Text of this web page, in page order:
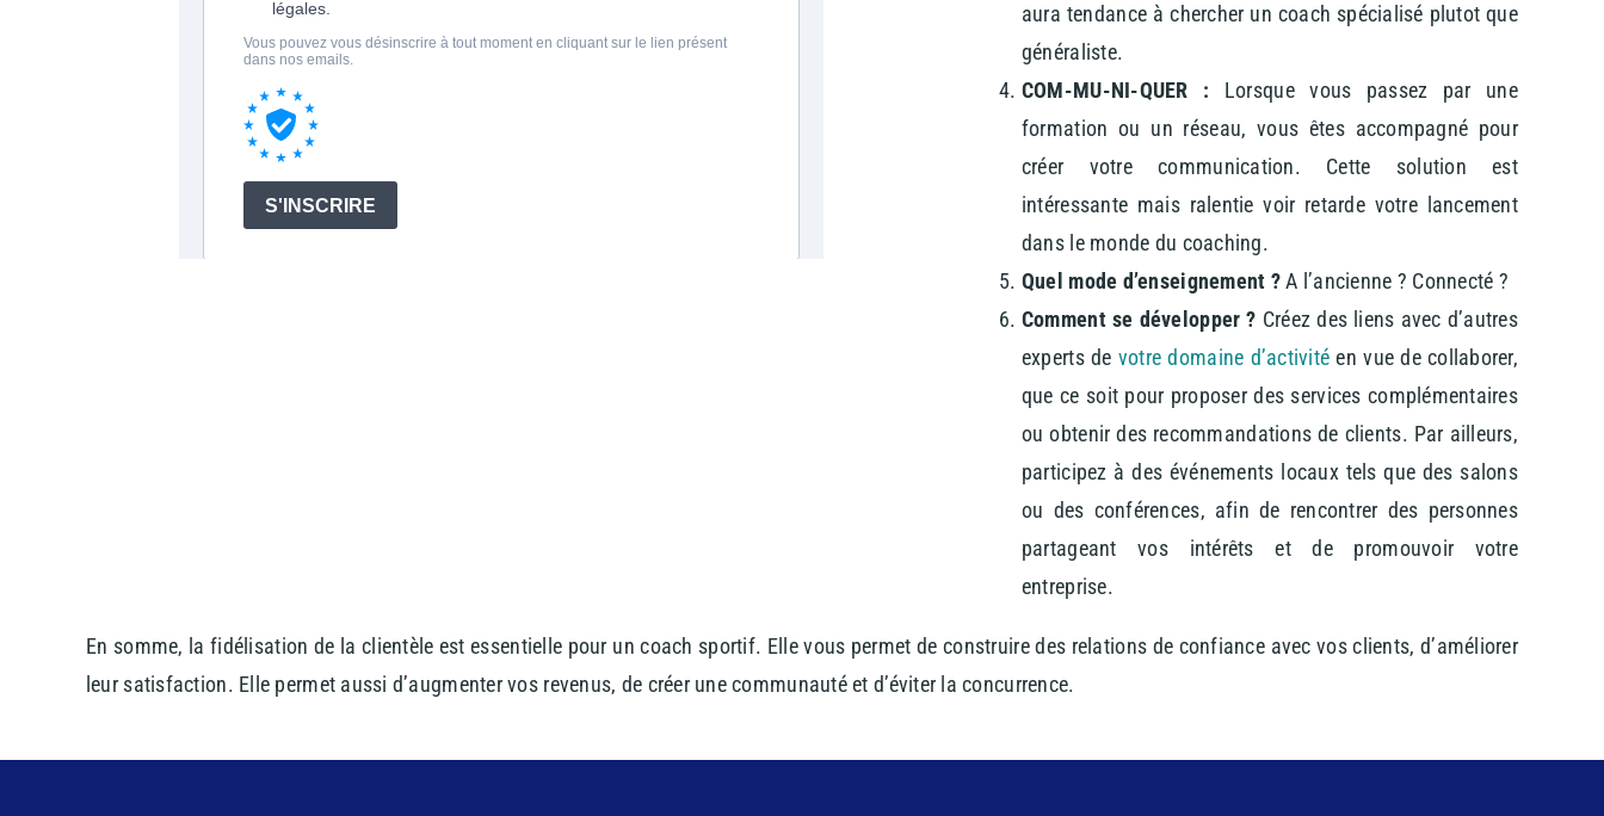
aura tendance à chercher un coach spécialisé plutot que
généraliste.
COM-MU-NI-QUER : Lorsque vous passez par une
formation ou un réseau, vous êtes accompagné pour
créer votre communication. Cette solution est
intéressante mais ralentie voir retarde votre lancement
dans le monde du coaching.
Quel mode d’enseignement ?A l’ancienne ? Connecté ?
Comment se développer ? Créez des liens avec d’autres
experts de votre domaine d’activitéen vue de collaborer,
que ce soit pour proposer des services complémentaires
ou obtenir des recommandations de clients. Par ailleurs,
participez à des événements locaux tels que des salons
ou des conférences, afin de rencontrer des personnes
partageant vos intérêts et de promouvoir votre
entreprise.
En somme, la fidélisation de la clientèle est essentielle pour un coach sportif. Elle vous permet de construire des relations de confiance avec vos clients, d’améliorer
leur satisfaction. Elle permet aussi d’augmenter vos revenus, de créer une communauté et d’éviter la concurrence.